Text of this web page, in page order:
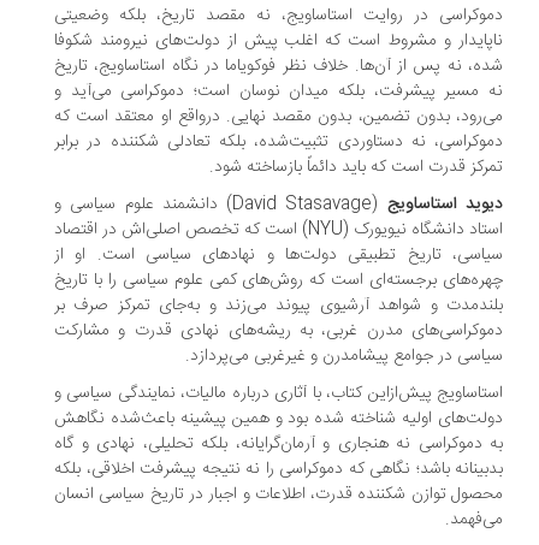
در روایت استاساویج، نه مقصد تاریخ، بلکه وضعیتی
و مشروط است که اغلب پیش از دولت‌های نیرومند شکوفا
نه پس از آن‌ها. خلاف نظر فوکویاما در نگاه استاساویج، تاریخ
مسیر پیشرفت، بلکه میدان نوسان است؛ دموکراسی می‌آید و
بدون تضمین، بدون مقصد نهایی. درواقع او معتقد است که
نه دستاوردی تثبیت‌شده، بلکه تعادلی شکننده در برابر
قدرت است که باید دائماً بازساخته شود.
استاساویج
(David Stasavage) دانشمند علوم سیاسی و
استاد دانشگاه نیویورک (NYU) است که تخصص اصلی‌اش در اقتصاد
تاریخ تطبیقی دولت‌ها و نهادهای سیاسی است. او از
برجسته‌ای است که روش‌های کمی علوم سیاسی را با تاریخ
و شواهد آرشیوی پیوند می‌زند و به‌جای تمرکز صرف بر
مدرن غربی، به ریشه‌های نهادی قدرت و مشارکت
در جوامع پیشامدرن و غیرغربی می‌پردازد.
پیش‌ازاین کتاب، با آثاری درباره مالیات، نمایندگی سیاسی و
اولیه شناخته شده بود و همین پیشینه باعث‌شده نگاهش
دموکراسی نه هنجاری و آرمان‌گرایانه، بلکه تحلیلی، نهادی و گاه
باشد؛ نگاهی که دموکراسی را نه نتیجه پیشرفت اخلاقی، بلکه
توازن شکننده قدرت، اطلاعات و اجبار در تاریخ سیاسی انسان